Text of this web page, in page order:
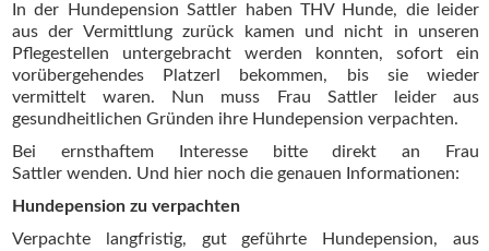
In der Hundepension Sattler haben THV Hunde, die leider
aus der Vermittlung zurück kamen und nicht in unseren
Pflegestellen untergebracht werden konnten, sofort ein
vorübergehendes Platzerl bekommen, bis sie wieder
vermittelt waren. Nun muss Frau Sattler leider aus
gesundheitlichen Gründen ihre Hundepension verpachten.
Bei ernsthaftem Interesse bitte direkt an Frau
Sattler wenden. Und hier noch die genauen Informationen:
Hundepension zu verpachten
Verpachte langfristig, gut geführte Hundepension, aus